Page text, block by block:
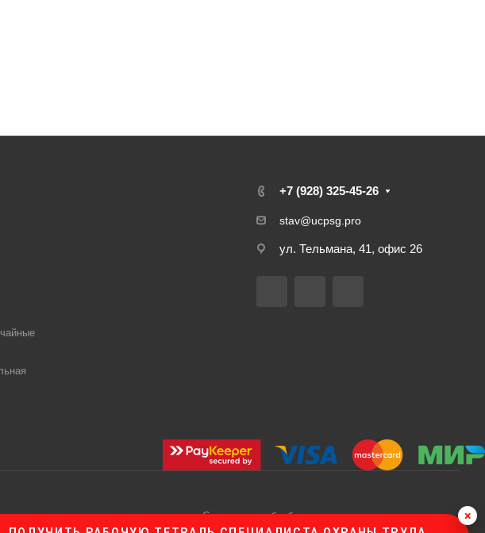
×
+7 (928) 325-45-26
stav@ucpsg.pro
ул. Тельмана, 41, офис 26
Согласие на обработку персональных данных